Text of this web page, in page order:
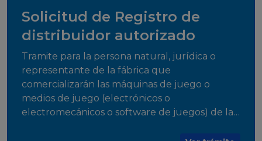
Solicitud de Registro de
distribuidor autorizado
Tramite para la persona natural, jurídica o
representante de la fábrica que
comercializarán las máquinas de juego o
medios de juego (electrónicos o
electromecánicos o software de juegos) de las